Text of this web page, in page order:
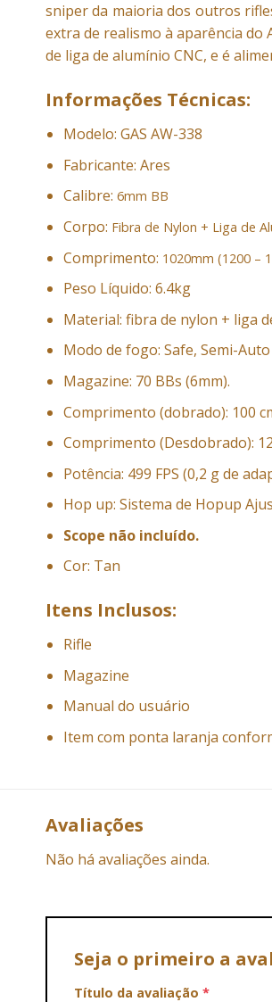
sniper da maioria dos outros
extra de realismo à aparência do
de liga de alumínio CNC, e é
Informações Técnicas:
Modelo: GAS AW-338
Fabricante: Ares
Calibre:6mm BB
Corpo: Fibra de Nylon + Liga de
Comprimento: 1020mm (1200 –
Peso Líquido: 6.4kg
Material: fibra de nylon + liga
Modo de fogo: Safe, Semi-Auto
Magazine: 70 BBs (6mm).
Comprimento (dobrado): 100
Comprimento (Desdobrado):
Potência: 499 FPS (0,2 g de
Hop up: Sistema de Hopup
Scope não incluído.
Cor: Tan
Itens Inclusos:
Rifle
Magazine
Manual do usuário
Item com ponta laranja
Avaliações
Não há avaliações ainda.
Seja o primeiro a
Título da avaliação *